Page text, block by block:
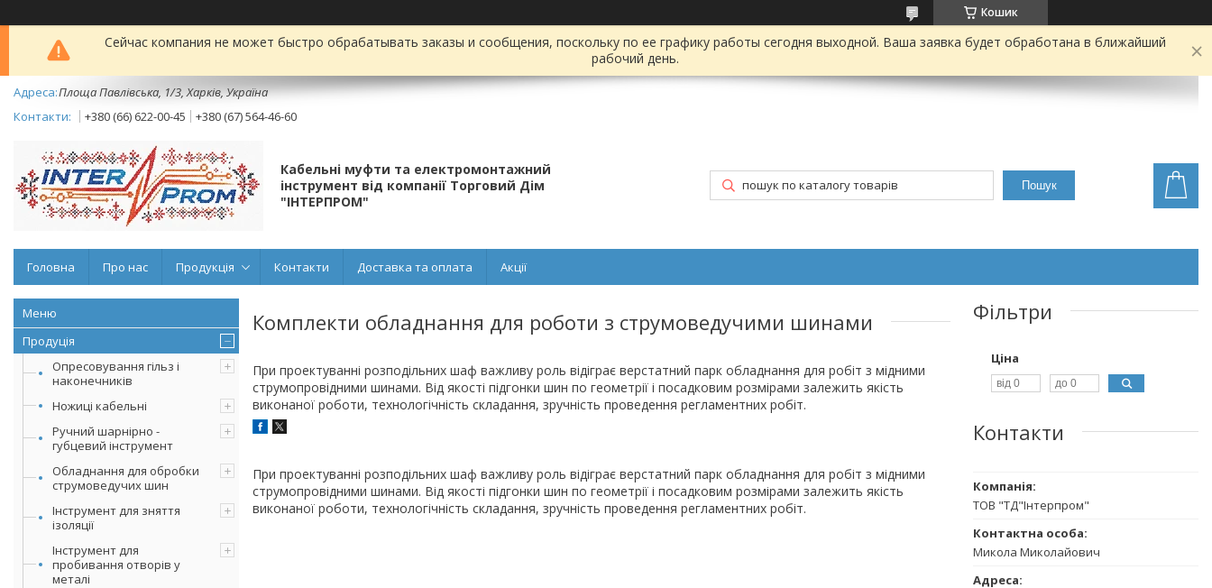
Кошик
Сейчас компания не может быстро обрабатывать заказы и сообщения, поскольку по ее графику работы сегодня выходной. Ваша заявка будет обработана в ближайший
рабочий день.
Площа Павлівська, 1/3, Харків, Україна
+380 (66) 622-00-45
+380 (67) 564-46-60
Кабельні муфти та електромонтажний
інструмент від компанії Торговий Дім
"ІНТЕРПРОМ"
Пошук
Головна Про нас Продукція Контакти Доставка та оплата Акції
Продуція
Опресовування гільз і
наконечників
Ножиці кабельні
Ручний шарнірно -
губцевий інструмент
Обладнання для обробки
струмоведучих шин
Інструмент для зняття
ізоляції
Інструмент для
пробивання отворів у
металі
Комплекти обладнання для роботи з струмоведучими шинами
При проектуванні розподільних шаф важливу роль відіграє верстатний парк обладнання для робіт з мідними
струмопровідними шинами. Від якості підгонки шин по геометрії і посадковим розмірами залежить якість
виконаної роботи, технологічність складання, зручність проведення регламентних робіт.
При проектуванні розподільних шаф важливу роль відіграє верстатний парк обладнання для робіт з мідними
струмопровідними шинами. Від якості підгонки шин по геометрії і посадковим розмірами залежить якість
виконаної роботи, технологічність складання, зручність проведення регламентних робіт.
Фільтри
Ціна
Контакти
ТОВ "ТД"Інтерпром"
Микола Миколайович